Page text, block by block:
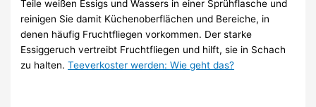
Teile weißen Essigs und Wassers in einer Sprühflasche und
reinigen Sie damit Küchenoberflächen und Bereiche, in
denen häufig Fruchtfliegen vorkommen. Der starke
Essiggeruch vertreibt Fruchtfliegen und hilft, sie in Schach
zu halten.Teeverkoster werden: Wie geht das?